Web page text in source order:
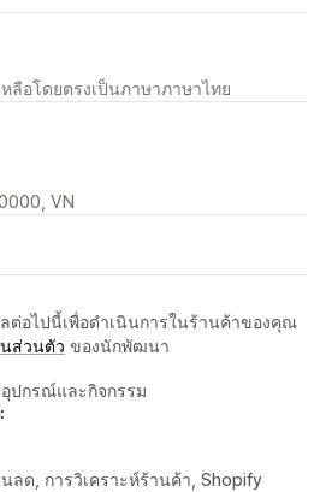
ลือโดยตรงเป็นภาษาภาษาไทย
VN
ต่อไปนี้เพื่อดำเนินการในร้านค้าของคุณ
ส่วนตัว ของนักพัฒนา
ปกรณ์และกิจกรรม
ลด, การวิเคราะห์ร้านค้า, Shopify